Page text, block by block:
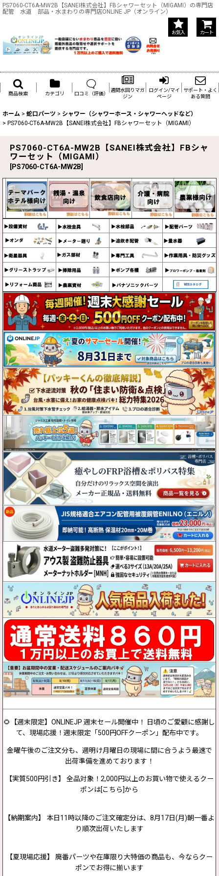
PS7060-CT6A-MW2B【SANEI株式会社】FBシャワーセット（MIGAMI）の専門店
配管 水道 部品・水まわりの専門店ONLINE JP（オンライン）
お気入 カート
商品検索 カテゴリ 口コミ（評価）
週間水回りマガ
ジン
ログイン/マイ
ページ
サポート・よく
ある質問
ホーム > 蛇口パーツ > シャワー（シャワーホース・シャワーヘッドなど）
> PS7060-CT6A-MW2B【SANEI株式会社】FBシャワーセット（MIGAMI）
PS7060-CT6A-MW2B【SANEI株式会社】FBシャ
ワーセット（MIGAMI）
PS7060-CT6A-MW2B
🌻【週末限定】ONLINEJP 週末セール開催中！ 日頃のご愛顧に感謝し
て、現場応援！週末限定「500円OFFクーポン」配布中です。
金曜午後のご注文分も、週明け月曜日の現場に間に合うよう最速で
出荷準備を進めております！
【実質500円引き】 全品対象！2,000円以上のお買い物で使えるクー
ポンは[こちら]から
【納期案内】 本日11時以降のご注文確定分は、8月17日(月)朝一番よ
り順次出荷いたします
【夏現場応援】 廃番パーツや在庫限り大特価の商品も、今ならクー
ポンでお得に揃います